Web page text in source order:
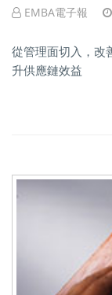
EMBA電子報
從管理面切入，改
升供應鏈效益